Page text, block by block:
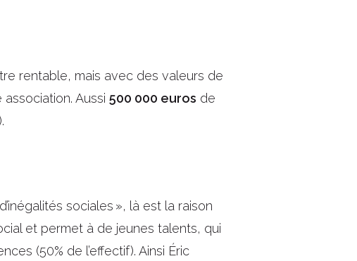
rentable, mais avec des valeurs de
Aussi 500 000 euros de
.
sociales », là est la raison
et permet à de jeunes talents, qui
(50% de l’effectif). Ainsi Éric